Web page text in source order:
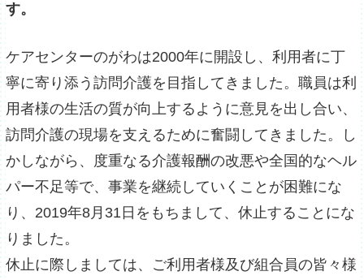
す。
ケアセンターのがわは2000年に開設し、利用者に丁
寧に寄り添う訪問介護を目指してきました。職員は利
用者様の生活の質が向上するように意見を出し合い、
訪問介護の現場を支えるために奮闘してきました。し
かしながら、度重なる介護報酬の改悪や全国的なヘル
パー不足等で、事業を継続していくことが困難にな
り、2019年8月31日をもちまして、休止することにな
りました。
休止に際しましては、ご利用者様及び組合員の皆々様